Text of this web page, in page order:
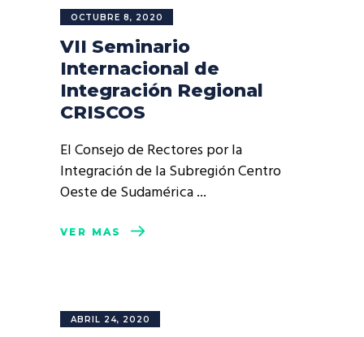
OCTUBRE 8, 2020
VII Seminario
Internacional de
Integración Regional
CRISCOS
El Consejo de Rectores por la
Integración de la Subregión Centro
Oeste de Sudamérica
VER MÁS
ABRIL 24, 2020